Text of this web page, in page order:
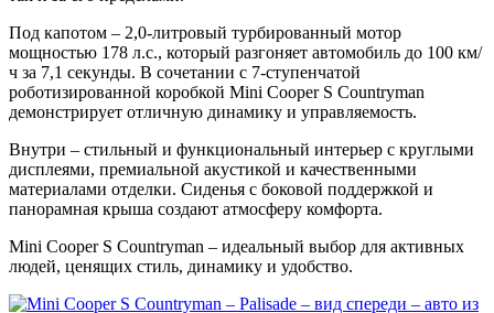
Под капотом – 2,0-литровый турбированный мотор
мощностью 178 л.с., который разгоняет автомобиль до 100 км/
ч за 7,1 секунды. В сочетании с 7-ступенчатой
роботизированной коробкой Mini Cooper S Countryman
демонстрирует отличную динамику и управляемость.
Внутри – стильный и функциональный интерьер с круглыми
дисплеями, премиальной акустикой и качественными
материалами отделки. Сиденья с боковой поддержкой и
панорамная крыша создают атмосферу комфорта.
Mini Cooper S Countryman – идеальный выбор для активных
людей, ценящих стиль, динамику и удобство.